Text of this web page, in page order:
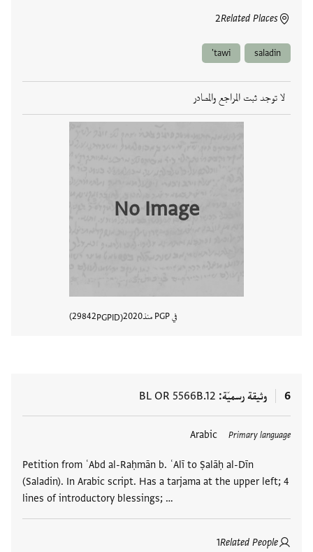
Related Places
2
saladin
tawi'
لا توجد ثبت المراجع والمصادر
No Image
في PGP منذ 2020
PGPID
29842
6 وثيقة رسميّة BL OR 5566B.12
Primary language
Arabic
Petition from ʿAbd al-Raḥmān b. ʿAlī to Ṣalāḥ al-Dīn
(Saladin). In Arabic script. Has a tarjama at the upper left; 4
lines of introductory blessings; …
Related People
1
العلامات